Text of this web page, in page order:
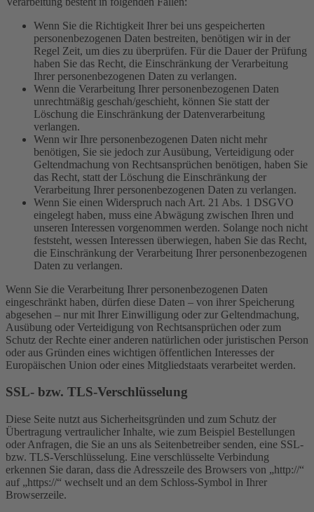
Wenn Sie die Richtigkeit Ihrer bei uns gespeicherten
personenbezogenen Daten bestreiten, benötigen wir in der
Regel Zeit, um dies zu überprüfen. Für die Dauer der Prüfung
haben Sie das Recht, die Einschränkung der Verarbeitung
Ihrer personenbezogenen Daten zu verlangen.
Wenn die Verarbeitung Ihrer personenbezogenen Daten
unrechtmäßig geschah/geschieht, können Sie statt der
Löschung die Einschränkung der Datenverarbeitung
verlangen.
Wenn wir Ihre personenbezogenen Daten nicht mehr
benötigen, Sie sie jedoch zur Ausübung, Verteidigung oder
Geltendmachung von Rechtsansprüchen benötigen, haben Sie
das Recht, statt der Löschung die Einschränkung der
Verarbeitung Ihrer personenbezogenen Daten zu verlangen.
Wenn Sie einen Widerspruch nach Art. 21 Abs. 1 DSGVO
eingelegt haben, muss eine Abwägung zwischen Ihren und
unseren Interessen vorgenommen werden. Solange noch nicht
feststeht, wessen Interessen überwiegen, haben Sie das Recht,
die Einschränkung der Verarbeitung Ihrer personenbezogenen
Daten zu verlangen.
Wenn Sie die Verarbeitung Ihrer personenbezogenen Daten
eingeschränkt haben, dürfen diese Daten – von ihrer Speicherung
abgesehen – nur mit Ihrer Einwilligung oder zur Geltendmachung,
Ausübung oder Verteidigung von Rechtsansprüchen oder zum
Schutz der Rechte einer anderen natürlichen oder juristischen Person
oder aus Gründen eines wichtigen öffentlichen Interesses der
Europäischen Union oder eines Mitgliedstaats verarbeitet werden.
SSL- bzw. TLS-Verschlüsselung
Diese Seite nutzt aus Sicherheitsgründen und zum Schutz der
Übertragung vertraulicher Inhalte, wie zum Beispiel Bestellungen
oder Anfragen, die Sie an uns als Seitenbetreiber senden, eine SSL-
bzw. TLS-Verschlüsselung. Eine verschlüsselte Verbindung
erkennen Sie daran, dass die Adresszeile des Browsers von „http://“
auf „https://“ wechselt und an dem Schloss-Symbol in Ihrer
Browserzeile.